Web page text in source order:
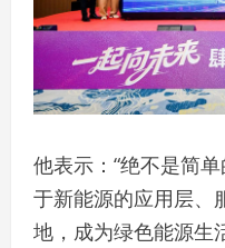
他表示：“绝不是简
于新能源的应用层、
地，成为绿色能源生